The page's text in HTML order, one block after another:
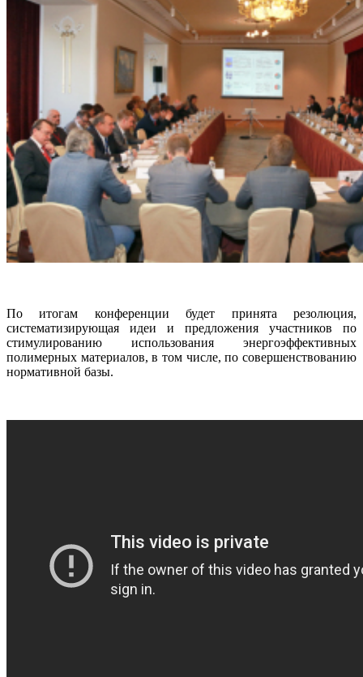
По итогам конференции будет принята резолюция,
систематизирующая идеи и предложения участников по
стимулированию использования энергоэффективных
полимерных материалов, в том числе, по совершенствованию
нормативной базы.